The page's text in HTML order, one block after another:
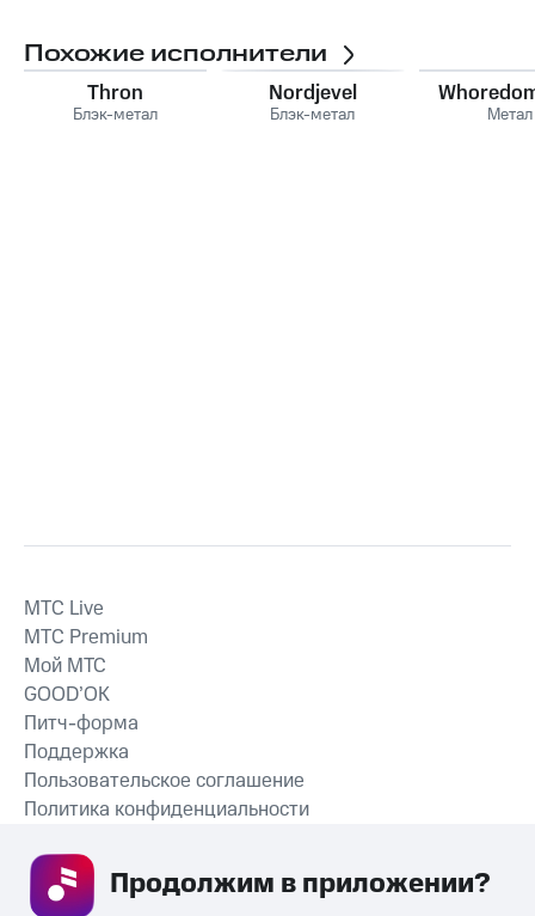
Похожие исполнители
Thron
Блэк-метал
Nordjevel
Блэк-метал Метал
СКАЧАТЬ ПРИЛОЖЕНИЕ
MTС Live
MTС Premium
Мой МТС
GOOD’OK
Питч-форма
Поддержка
Пользовательское соглашение
Политика конфиденциальности